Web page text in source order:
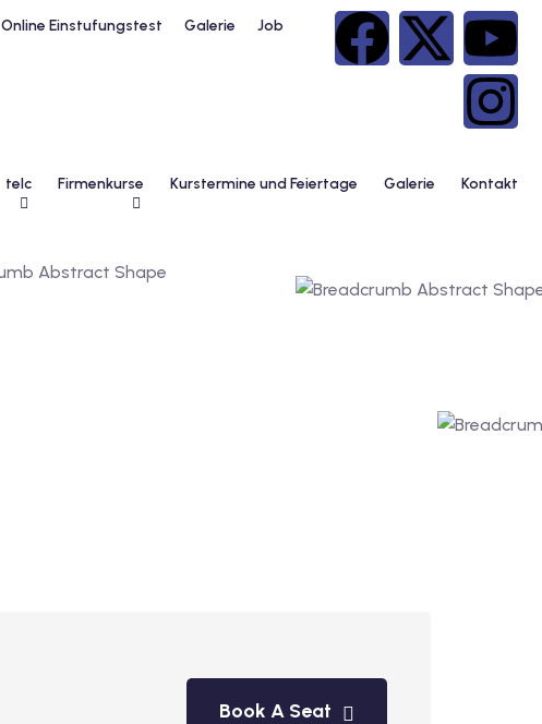
Online Einstufungstest Galerie Job
telc Firmenkurse Kurstermine und Feiertage Galerie Kontakt
Book A Seat